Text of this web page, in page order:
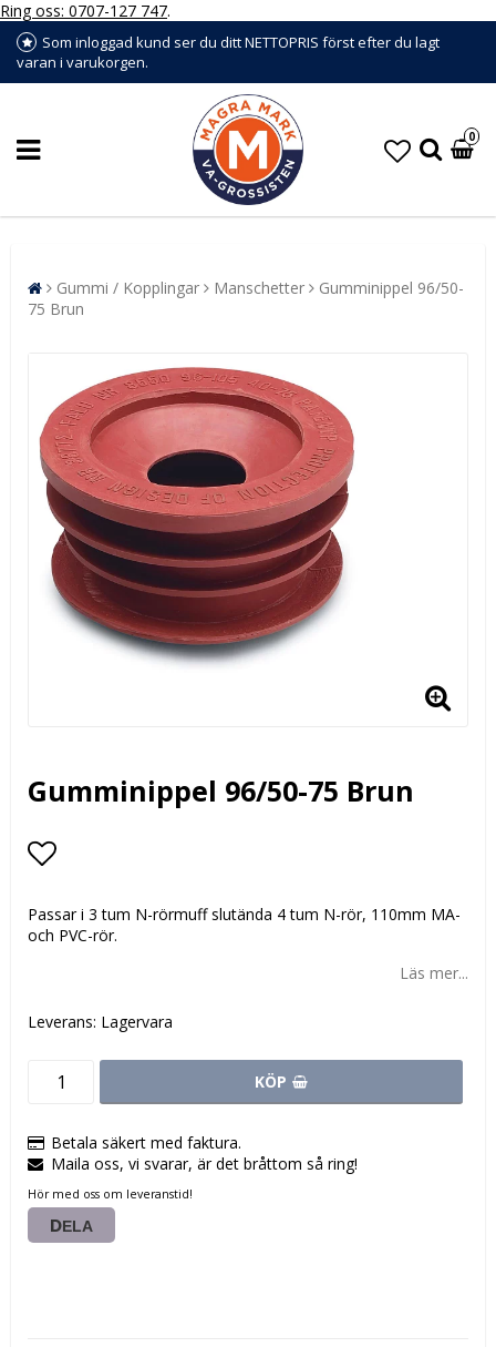
Ring oss: 0707-127 747.
Som inloggad kund ser du ditt NETTOPRIS först efter du lagt
varan i varukorgen.
0
Gummi / Kopplingar Manschetter
Gumminippel 96/50-
75 Brun
Gumminippel 96/50-75 Brun
Passar i 3 tum N-rörmuff slutända 4 tum N-rör, 110mm MA-
och PVC-rör.
Läs mer...
Leverans: Lagervara
KÖP
Betala säkert med faktura.
Maila oss, vi svarar, är det bråttom så ring!
Hör med oss om leveranstid!
DELA